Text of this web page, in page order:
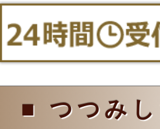
■ つつみ